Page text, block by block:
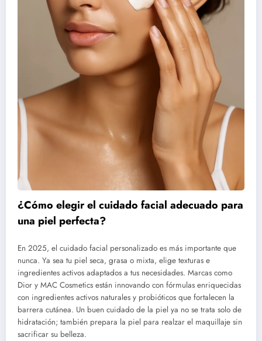
¿Cómo elegir el cuidado facial adecuado para
una piel perfecta?
En 2025, el cuidado facial personalizado es más importante que
nunca. Ya sea tu piel seca, grasa o mixta, elige texturas e
ingredientes activos adaptados a tus necesidades. Marcas como
Dior y MAC Cosmetics están innovando con fórmulas enriquecidas
con ingredientes activos naturales y probióticos que fortalecen la
barrera cutánea. Un buen cuidado de la piel ya no se trata solo de
hidratación; también prepara la piel para realzar el maquillaje sin
sacrificar su belleza.